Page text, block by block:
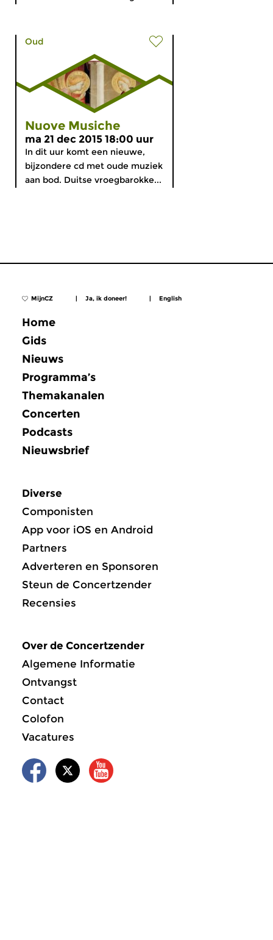
Oud
Nuove Musiche
ma 21 dec 2015 18:00 uur
In dit uur komt een nieuwe,
bijzondere cd met oude muziek
aan bod. Duitse vroegbarokke...
MijnCZ | Ja, ik doneer! | English
Home
Gids
Nieuws
Programma’s
Themakanalen
Concerten
Podcasts
Nieuwsbrief
Diverse
Componisten
App voor iOS en Android
Partners
Adverteren en Sponsoren
Steun de Concertzender
Recensies
Over de Concertzender
Algemene Informatie
Ontvangst
Contact
Colofon
Vacatures